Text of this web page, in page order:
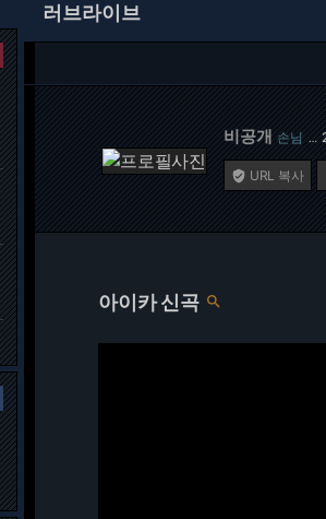
러브라이브
비공개 손님 …
 URL 복사
아이카 신곡 